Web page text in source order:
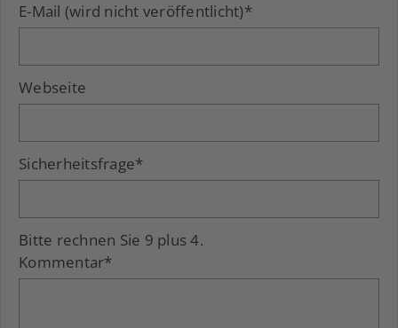
E-Mail (wird nicht veröffentlicht)*
Webseite
Sicherheitsfrage*
Bitte rechnen Sie 9 plus 4.
Kommentar*